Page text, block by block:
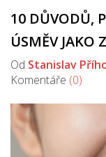
10 DŮVODŮ,
ÚSMĚV JAKO
Od Stanislav
Komentáře (0)